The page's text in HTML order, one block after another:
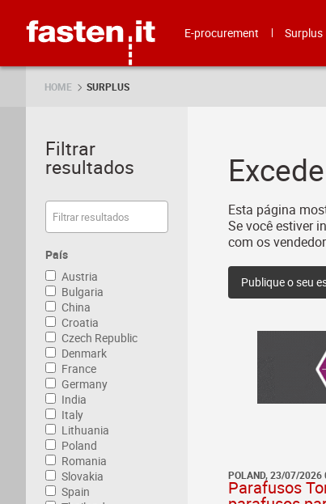
E-procurement Surplus
HOME SURPLUS
Filtrar
resultados
País
Austria
Bulgaria
China
Croatia
Czech Republic
Denmark
France
Germany
India
Italy
Lithuania
Poland
Romania
Slovakia
Spain
Esta página
Se você estiver
com os
Publique o seu
POLAND, 23/07/2026
Parafusos